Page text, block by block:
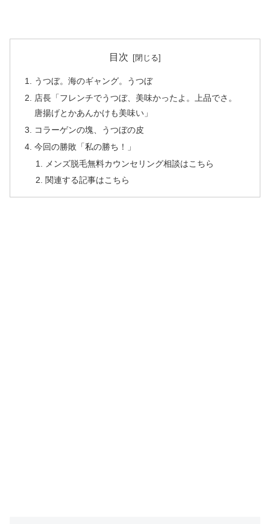
目次
うつぼ。海のギャング。うつぼ
店長「フレンチでうつぼ、美味かったよ。上品でさ。
唐揚げとかあんかけも美味い」
コラーゲンの塊、うつぼの皮
今回の勝敗「私の勝ち！」
メンズ脱毛無料カウンセリング相談はこちら
関連する記事はこちら